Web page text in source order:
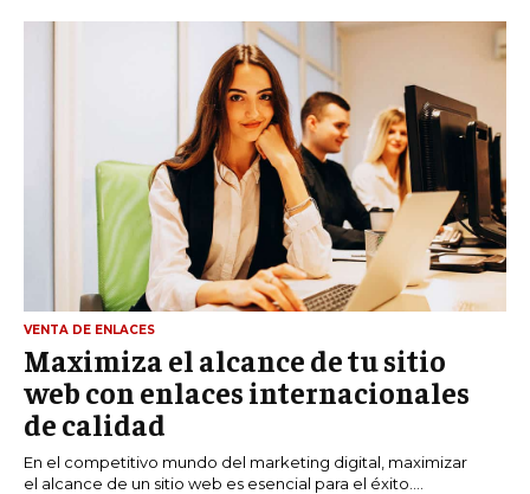
VENTA DE ENLACES
Maximiza el alcance de tu sitio
web con enlaces internacionales
de calidad
En el competitivo mundo del marketing digital, maximizar
el alcance de un sitio web es esencial para el éxito....